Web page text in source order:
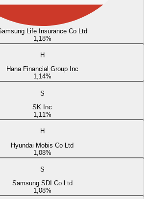
Life Insurance Co Ltd
1,18%
H
Hana Financial Group Inc
1,14%
S
SK Inc
1,11%
H
Hyundai Mobis Co Ltd
1,08%
S
Samsung SDI Co Ltd
1,08%